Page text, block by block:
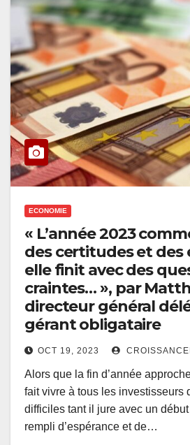
ECONOMIE
« L’année 2023
des certitudes et des
elle finit avec des
craintes… », par
directeur général
gérant obligataire
OCT 19, 2023
Alors que la fin d’année
fait vivre à tous les investisseurs
difficiles tant il jure avec un début
rempli d’espérance et de…